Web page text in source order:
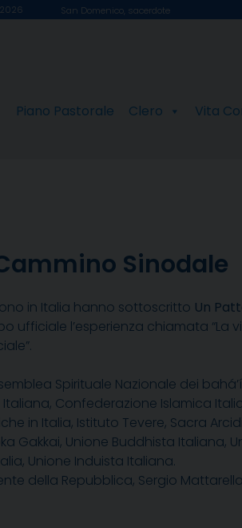
San Domenico, sacerdote
Piano Pastorale Clero Vita
Sinodale
in Italia hanno sottoscritto Un
l’esperienza chiamata “La
Spirituale Nazionale dei bahá’í
Italiana, Confederazione Islamica
in Italia, Istituto Tevere, Sacra
Gakkai, Unione Buddhista Italiana,
, Unione Induista Italiana.
della Repubblica, Sergio